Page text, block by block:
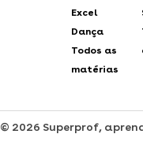
Excel
Dança
Todos as
matérias
© 2026 Superprof,